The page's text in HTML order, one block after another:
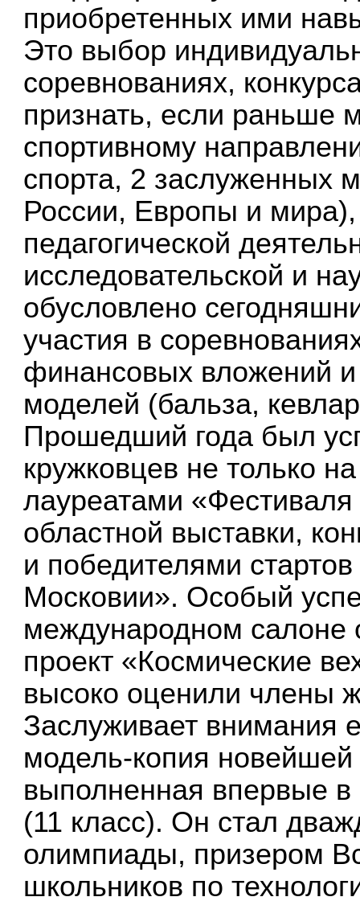
приобретенных ими
Это выбор
соревнованиях,
признать, если раньше
спортивному
спорта, 2 заслуженных
России, Европы и
педагогической
исследовательской и
обусловлено
участия в
финансовых вложений
моделей (бальза,
Прошедший года был
кружковцев не только
лауреатами
областной выставки,
и победителями
Московии». Особый
международном
проект «Космические
высоко оценили члены
Заслуживает внимания
модель-копия
выполненная впервые
(11 класс). Он стал
олимпиады, призером
школьников по